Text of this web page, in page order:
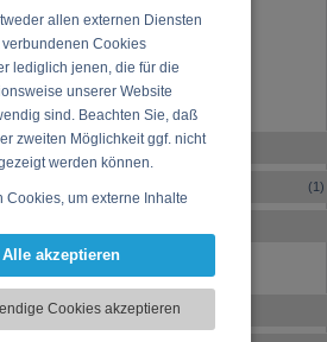
allen externen Diensten
Cookies
lediglich jenen, die für die
unserer Website
sind. Beachten Sie, daß
zweiten Möglichkeit ggf. nicht
werden können.
Cookies, um externe Inhalte
soziale Medien anbieten zu
Dabei werden ggf.
Ihrer Verwendung unserer
Alle akzeptieren
Cookies akzeptieren
73 378
mitglied/3003.htm
Komposition... (1)